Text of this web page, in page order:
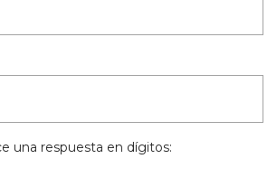
una respuesta en dígitos: